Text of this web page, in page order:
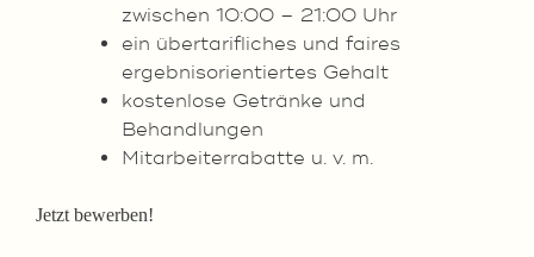
zwischen 10:00 – 21:00 Uhr
ein übertarifliches und faires
ergebnisorientiertes Gehalt
kostenlose Getränke und
Behandlungen
Mitarbeiterrabatte u. v. m.
Jetzt bewerben!